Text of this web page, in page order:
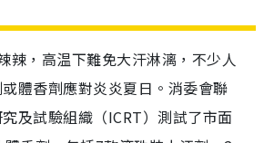
辣，高温下難免大汗淋漓，不少人
體香劑應對炎炎夏日。消委會聯
及試驗組織（ICRT）測試了市面